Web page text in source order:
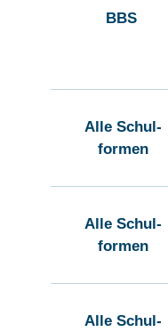
BBS
Alle Schul-
formen
Alle Schul-
formen
Alle Schul-